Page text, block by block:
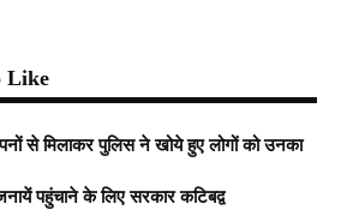
Like
से मिलाकर पुलिस ने खोये हुए लोगों को उनका
पहुंचाने के लिए सरकार कटिबद्व